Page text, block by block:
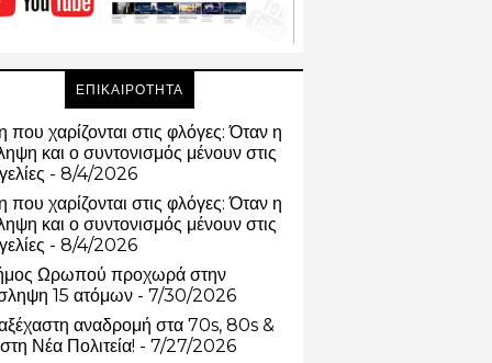
ΕΠΙΚΑΙΡΟΤΗΤΑ
που χαρίζονται στις φλόγες: Όταν η
και ο συντονισμός μένουν στις
- 8/4/2026
που χαρίζονται στις φλόγες: Όταν η
και ο συντονισμός μένουν στις
- 8/4/2026
Ωρωπού προχωρά στην
15 ατόμων - 7/30/2026
αναδρομή στα 70s, 80s &
Νέα Πολιτεία! - 7/27/2026